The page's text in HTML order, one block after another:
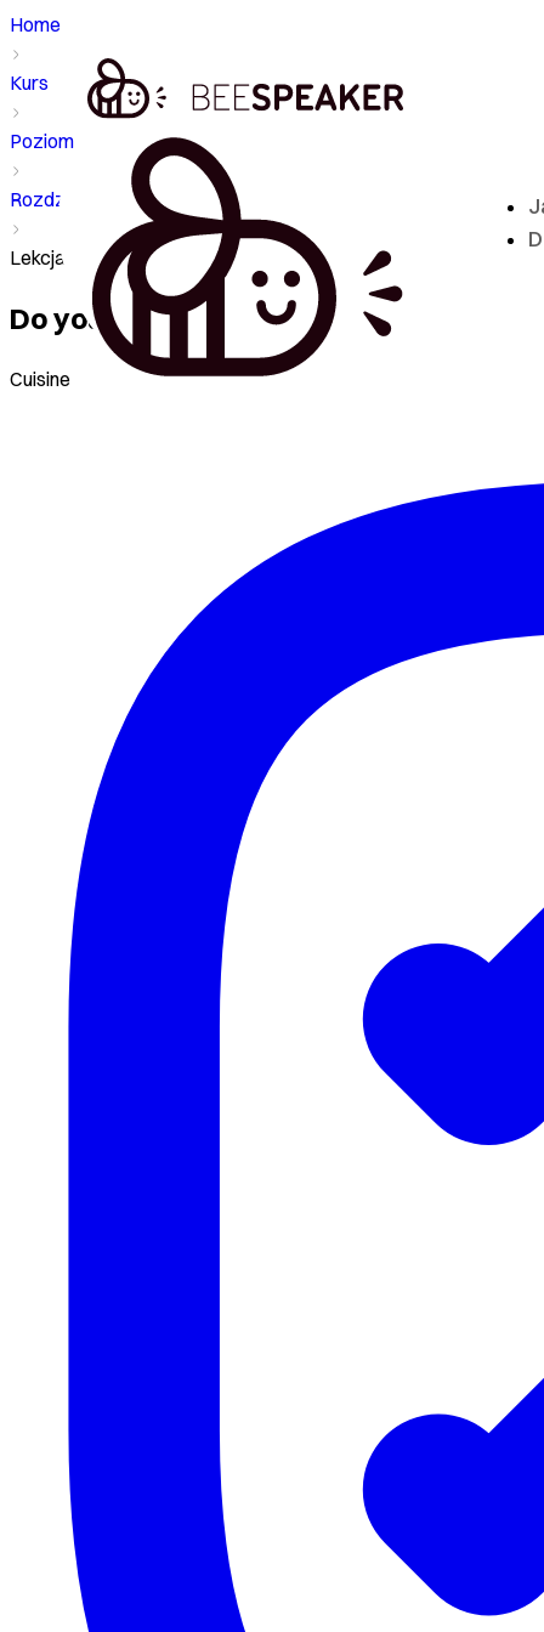
Home
Kurs
Poziom - A2
Rozdział
Lekcja - Do you have a favourite meal?
Do you have a favourite meal?
Cuisine